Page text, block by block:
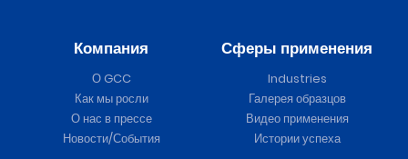
Компания
О GCC
Как мы росли
О нас в прессе
Новости/События
Сферы применения
Industries
Галерея образцов
Видео применения
Истории успеха